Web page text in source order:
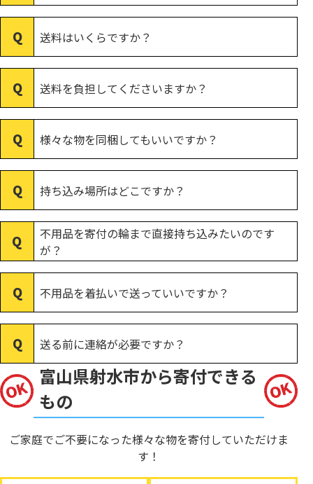
送料はいくらですか？
送料を負担してくださいますか？
様々な物を同梱してもいいですか？
持ち込み場所はどこですか？
不用品を寄付の輪まで直接持ち込みたいのです
が？
不用品を着払いで送っていいですか？
送る前に連絡が必要ですか？
富山県射水市から寄付できる
もの
ご家庭でご不要になった様々な物を寄付していただけま
す！